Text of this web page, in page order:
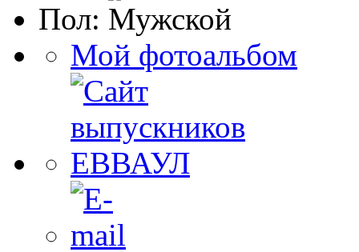
Пол:
Мой фотоальбом